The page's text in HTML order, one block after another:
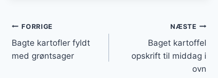
Indlægsnavigation
FORRIGE
Bagte kartofler fyldt
med grøntsager
NÆSTE
Baget kartoffel
opskrift til middag i
ovn